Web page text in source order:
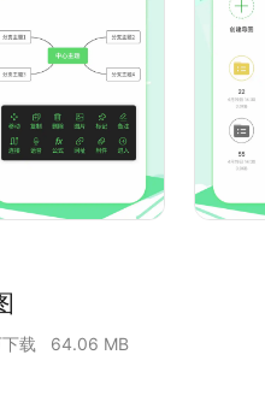
色、大小，还可以轻松插入图片
创建任意数量的主题，并随心所
及PDF文字格式、TXT纯文字格
工具是你提升工作效率、清晰
导图吧！记住，细节决定成败，
载 64.06 MB